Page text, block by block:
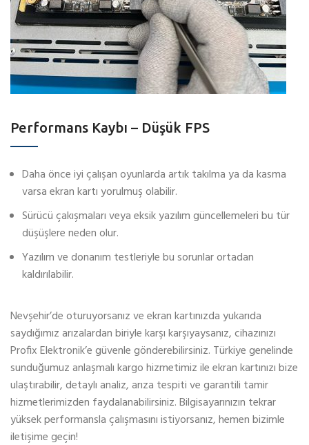
Performans Kaybı – Düşük FPS
Daha önce iyi çalışan oyunlarda artık takılma ya da kasma
varsa ekran kartı yorulmuş olabilir.
Sürücü çakışmaları veya eksik yazılım güncellemeleri bu tür
düşüşlere neden olur.
Yazılım ve donanım testleriyle bu sorunlar ortadan
kaldırılabilir.
Nevşehir’de oturuyorsanız ve ekran kartınızda yukarıda
saydığımız arızalardan biriyle karşı karşıyaysanız, cihazınızı
Profix Elektronik’e güvenle gönderebilirsiniz. Türkiye genelinde
sunduğumuz anlaşmalı kargo hizmetimiz ile ekran kartınızı bize
ulaştırabilir, detaylı analiz, arıza tespiti ve garantili tamir
hizmetlerimizden faydalanabilirsiniz. Bilgisayarınızın tekrar
yüksek performansla çalışmasını istiyorsanız, hemen bizimle
iletişime geçin!